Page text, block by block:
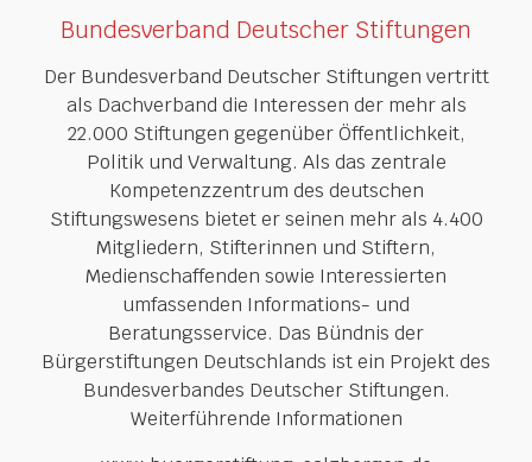
Bundesverband Deutscher Stiftungen
Der Bundesverband Deutscher Stiftungen vertritt
als Dachverband die Interessen der mehr als
22.000 Stiftungen gegenüber Öffentlichkeit,
Politik und Verwaltung. Als das zentrale
Kompetenzzentrum des deutschen
Stiftungswesens bietet er seinen mehr als 4.400
Mitgliedern, Stifterinnen und Stiftern,
Medienschaffenden sowie Interessierten
umfassenden Informations- und
Beratungsservice. Das Bündnis der
Bürgerstiftungen Deutschlands ist ein Projekt des
Bundesverbandes Deutscher Stiftungen.
Weiterführende Informationen